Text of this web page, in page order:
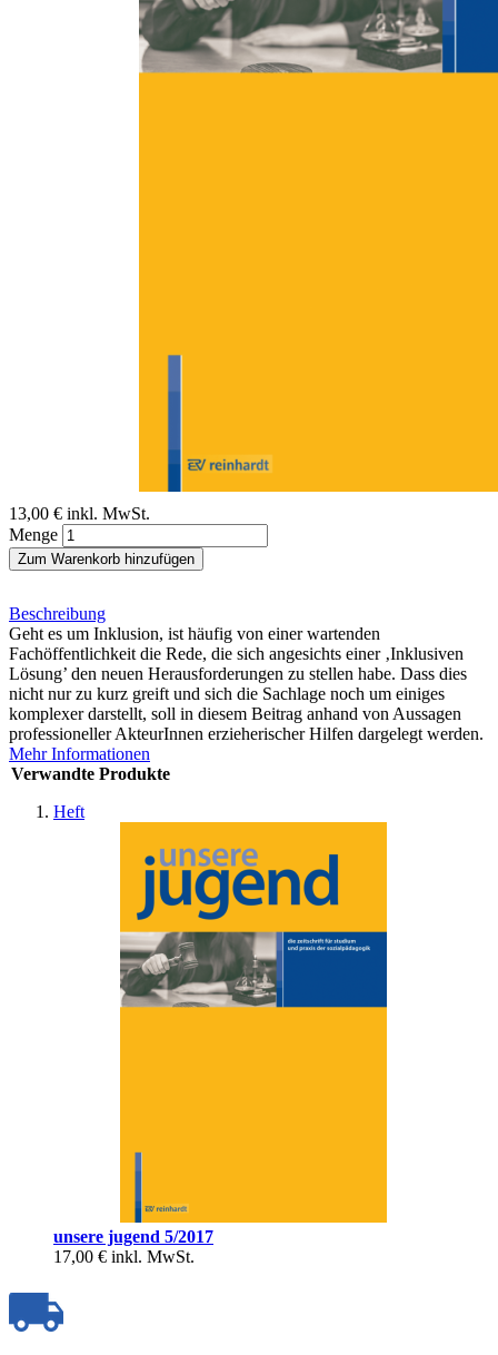
Behinderten?
13,00 € inkl. MwSt.
Menge
Zum Warenkorb hinzufügen
Beschreibung
Geht es um Inklusion, ist häufig von einer wartenden
Fachöffentlichkeit die Rede, die sich angesichts einer ‚Inklusiven
Lösung’ den neuen Herausforderungen zu stellen habe. Dass dies
nicht nur zu kurz greift und sich die Sachlage noch um einiges
komplexer darstellt, soll in diesem Beitrag anhand von Aussagen
professioneller AkteurInnen erzieherischer Hilfen dargelegt werden.
Mehr Informationen
Verwandte Produkte
Heft
unsere jugend 5/2017
17,00 € inkl. MwSt.